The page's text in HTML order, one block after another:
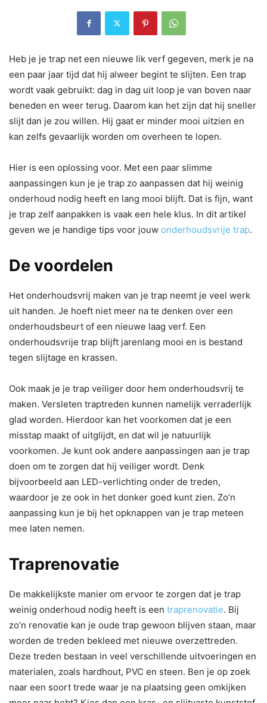
Heb je je trap net een nieuwe lik verf gegeven, merk je na
een paar jaar tijd dat hij alweer begint te slijten. Een trap
wordt vaak gebruikt: dag in dag uit loop je van boven naar
beneden en weer terug. Daarom kan het zijn dat hij sneller
slijt dan je zou willen. Hij gaat er minder mooi uitzien en
kan zelfs gevaarlijk worden om overheen te lopen.
Hier is een oplossing voor. Met een paar slimme
aanpassingen kun je je trap zo aanpassen dat hij weinig
onderhoud nodig heeft en lang mooi blijft. Dat is fijn, want
je trap zelf aanpakken is vaak een hele klus. In dit artikel
geven we je handige tips voor jouw onderhoudsvrije trap.
De voordelen
Het onderhoudsvrij maken van je trap neemt je veel werk
uit handen. Je hoeft niet meer na te denken over een
onderhoudsbeurt of een nieuwe laag verf. Een
onderhoudsvrije trap blijft jarenlang mooi en is bestand
tegen slijtage en krassen.
Ook maak je je trap veiliger door hem onderhoudsvrij te
maken. Versleten traptreden kunnen namelijk verraderlijk
glad worden. Hierdoor kan het voorkomen dat je een
misstap maakt of uitglijdt, en dat wil je natuurlijk
voorkomen. Je kunt ook andere aanpassingen aan je trap
doen om te zorgen dat hij veiliger wordt. Denk
bijvoorbeeld aan LED-verlichting onder de treden,
waardoor je ze ook in het donker goed kunt zien. Zo’n
aanpassing kun je bij het opknappen van je trap meteen
mee laten nemen.
Traprenovatie
De makkelijkste manier om ervoor te zorgen dat je trap
weinig onderhoud nodig heeft is een traprenovatie. Bij
zo’n renovatie kan je oude trap gewoon blijven staan, maar
worden de treden bekleed met nieuwe overzettreden.
Deze treden bestaan in veel verschillende uitvoeringen en
materialen, zoals hardhout, PVC en steen. Ben je op zoek
naar een soort trede waar je na plaatsing geen omkijken